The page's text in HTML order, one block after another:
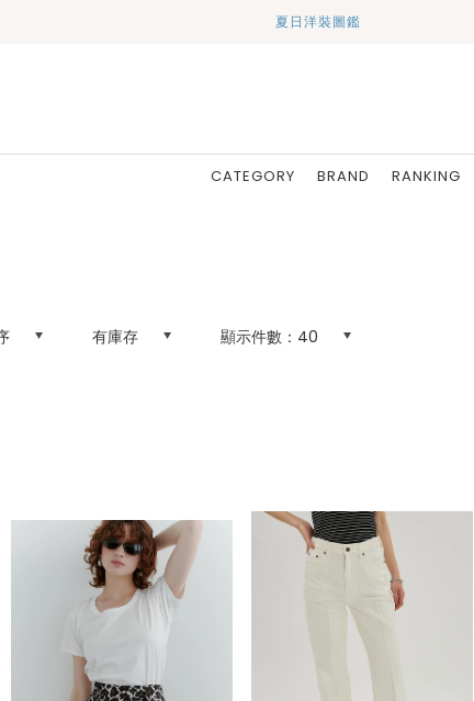
夏日洋裝圖鑑
CATEGORY BRAND RANKING
有庫存 顯示件數： 40